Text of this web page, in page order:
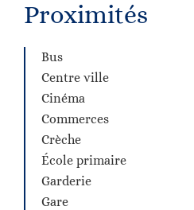
Proximités
Bus
Centre ville
Cinéma
Commerces
Crèche
École primaire
Garderie
Gare